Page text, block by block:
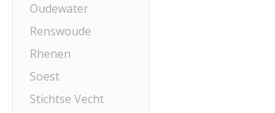
Oudewater
Renswoude
Rhenen
Soest
Stichtse Vecht